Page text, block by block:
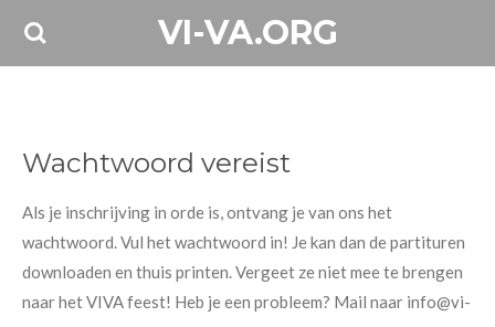
Ga
VI-VA.ORG
Wachtwoord vereist
Als je inschrijving in orde is, ontvang je van ons het
wachtwoord. Vul het wachtwoord in! Je kan dan de partituren
downloaden en thuis printen. Vergeet ze niet mee te brengen
naar het VIVA feest! Heb je een probleem? Mail naar info@vi-